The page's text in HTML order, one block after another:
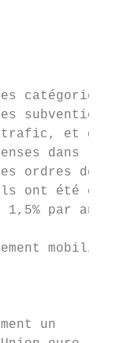
trafic, et de
dans
ordres
ont été
1,5% par